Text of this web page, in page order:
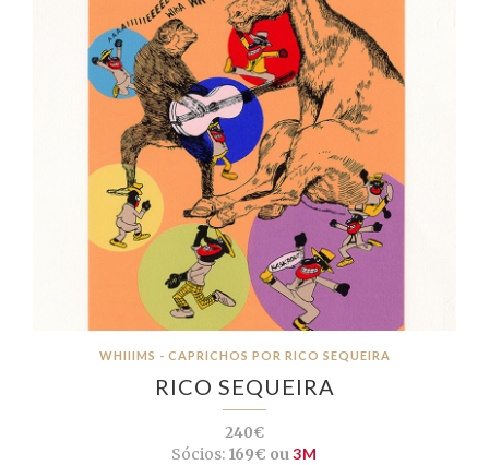
WHIIIMS - CAPRICHOS POR RICO SEQUEIRA
RICO SEQUEIRA
240€
Sócios: 169€ ou3M